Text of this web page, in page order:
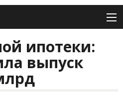
ипотеки:
выпуск